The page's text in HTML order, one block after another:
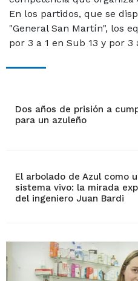
En los partidos, que se
"General San Martín", los
por 3 a 1 en Sub 13 y por 3
Dos años de prisión a
para un azuleño
El arbolado de Azul como
sistema vivo: la mirada
del ingeniero Juan Bardi